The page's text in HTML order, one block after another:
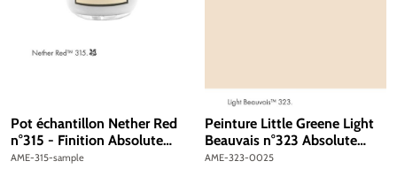
Pot échantillon Nether Red
n°315 - Finition Absolute
Matt Emulsion
AME-315-sample
Peinture Little Greene Light
Beauvais n°323 Absolute
Matt Emulsion 250 ml
AME-323-0025